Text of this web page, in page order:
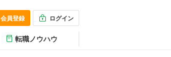
会員登録 ログイン
転職ノウハウ